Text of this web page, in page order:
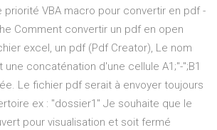
VBA macro pour convertir en pdf -
Comment convertir un pdf en open
excel, un pdf (Pdf Creator), Le nom
concaténation d'une cellule A1;"-";B1
Le fichier pdf serait à envoyer toujours
ex : "dossier1" Je souhaite que le
pour visualisation et soit fermé